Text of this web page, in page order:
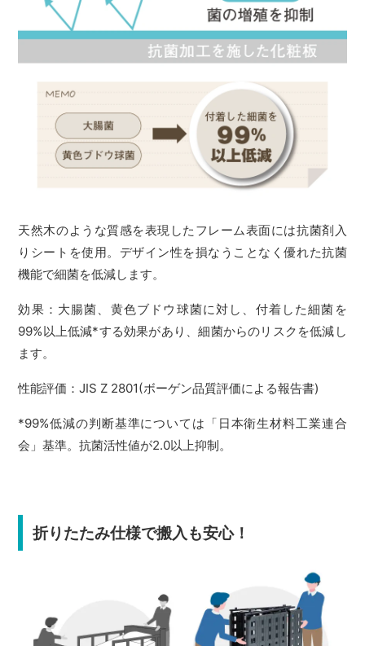
天然木のような質感を表現したフレーム表面には抗菌剤入
りシートを使用。デザイン性を損なうことなく優れた抗菌
機能で細菌を低減します。
効果：大腸菌、黄色ブドウ球菌に対し、付着した細菌を
99%以上低減*する効果があり、細菌からのリスクを低減し
ます。
性能評価：JIS Z 2801(ボーゲン品質評価による報告書)
*99%低減の判断基準については「日本衛生材料工業連合
会」基準。抗菌活性値が2.0以上抑制。
折りたたみ仕様で搬入も安心！